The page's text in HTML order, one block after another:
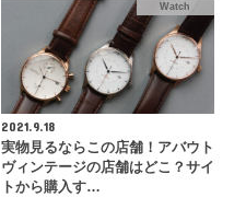
Watch
2021.9.18
実物見るならこの店舗！アバウト
ヴィンテージの店舗はどこ？サイ
トから購入す…